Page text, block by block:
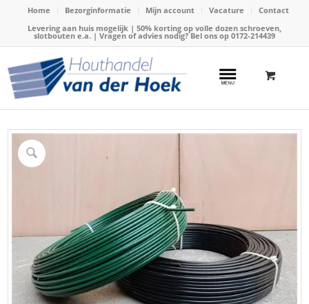
Home Bezorginformatie Mijn account Vacature
Contact
Levering aan huis mogelijk | 50% korting op volle dozen schroeven,
slotbouten e.a. | Vragen of advies nodig? Bel ons op 0172-214439
Home / Webshop / Gaas en draad / Draad /
Draad geplastificeerd 2,7/3,5mm mtr (groen)